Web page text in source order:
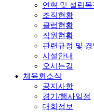
연혁 및 설립목
조직현황
클럽현황
직원현황
관련규정 및 경
시설안내
오시는길
체육회소식
공지사항
경기/행사일정
대회정보